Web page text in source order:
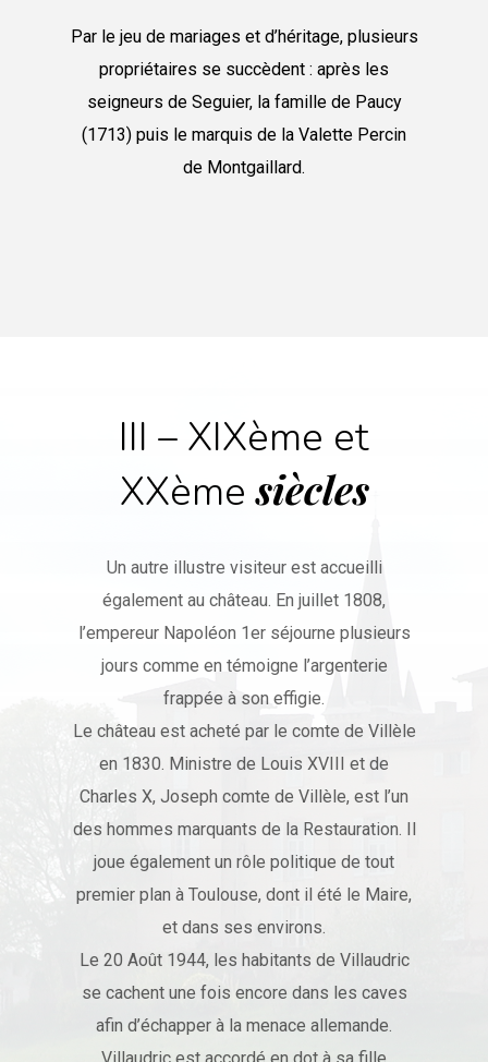
Par le jeu de mariages et d’héritage, plusieurs
propriétaires se succèdent : après les
seigneurs de Seguier, la famille de Paucy
(1713) puis le marquis de la Valette Percin
de Montgaillard.
III – XIXème et
XXèmesiècles
Un autre illustre visiteur est accueilli
également au château. En juillet 1808,
l’empereur Napoléon 1er séjourne plusieurs
jours comme en témoigne l’argenterie
frappée à son effigie.
Le château est acheté par le comte de Villèle
en 1830. Ministre de Louis XVIII et de
Charles X, Joseph comte de Villèle, est l’un
des hommes marquants de la Restauration. Il
joue également un rôle politique de tout
premier plan à Toulouse, dont il été le Maire,
et dans ses environs.
Le 20 Août 1944, les habitants de Villaudric
se cachent une fois encore dans les caves
afin d’échapper à la menace allemande.